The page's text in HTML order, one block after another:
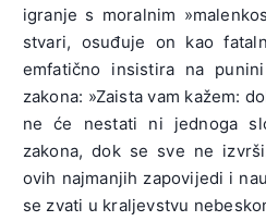
igranje s moralnim
stvari, osuđuje on kao
emfatično insistira na
zakona: »Zaista vam kažem:
ne će nestati ni jednoga
zakona, dok se sve ne
ovih najmanjih zapovijedi i
se zvati u kraljevstvu